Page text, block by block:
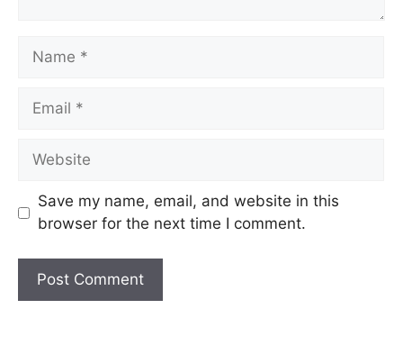
Name
Email
Website
Save my name, email, and website in this
browser for the next time I comment.